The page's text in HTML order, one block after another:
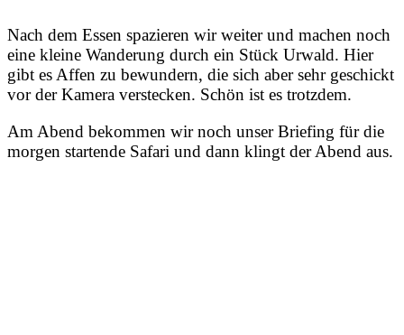
Nach dem Essen spazieren wir weiter und machen noch
eine kleine Wanderung durch ein Stück Urwald. Hier
gibt es Affen zu bewundern, die sich aber sehr geschickt
vor der Kamera verstecken. Schön ist es trotzdem.
Am Abend bekommen wir noch unser Briefing für die
morgen startende Safari und dann klingt der Abend aus.